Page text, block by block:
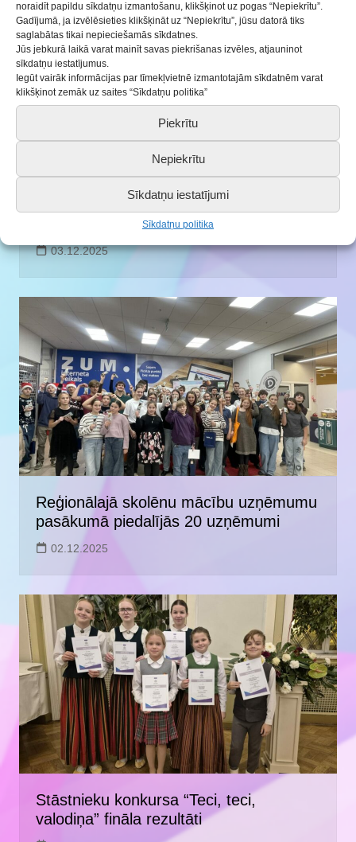
noraidīt papildu sīkdatņu izmantošanu, klikšķinot uz pogas “Nepiekrītu”.
Gadījumā, ja izvēlēsieties klikšķināt uz “Nepiekrītu”, jūsu datorā tiks
saglabātas tikai nepieciešamās sīkdatnes.
Jūs jebkurā laikā varat mainīt savas piekrišanas izvēles, atjauninot
sīkdatņu iestatījumus.
Iegūt vairāk informācijas par tīmekļvietnē izmantotajām sīkdatnēm varat
klikšķinot zemāk uz saites “Sīkdatņu politika”
Piekrītu
Nepiekrītu
Sīkdatņu iestatījumi
Sīkdatņu politika
Saldus BJC audzēkņu Ziemassvētku
03.12.2025
Reģionālajā skolēnu mācību uzņēmumu
pasākumā piedalījās 20 uzņēmumi
02.12.2025
Stāstnieku konkursa “Teci, teci,
valodiņa” fināla rezultāti